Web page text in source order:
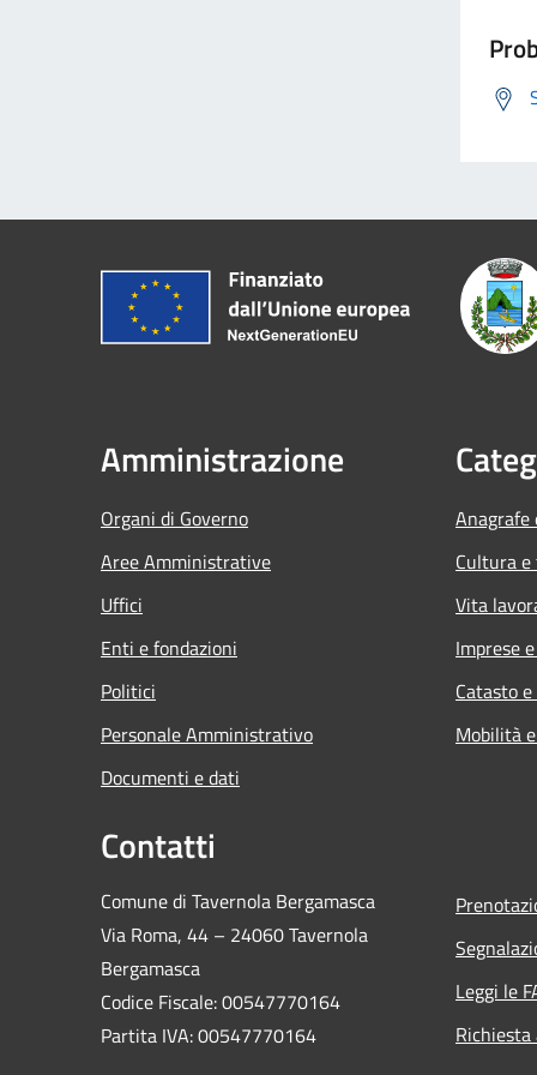
Amministrazione
Organi di Governo
Aree Amministrative
Uffici
Enti e fondazioni
Politici
Personale Amministrativo
Documenti e dati
Cultura
Vita
Imprese
Catasto
Mobilità
Contatti
Comune di Tavernola Bergamasca
Via Roma, 44 – 24060 Tavernola
Bergamasca
Codice Fiscale: 00547770164
Partita IVA: 00547770164
Leggi le